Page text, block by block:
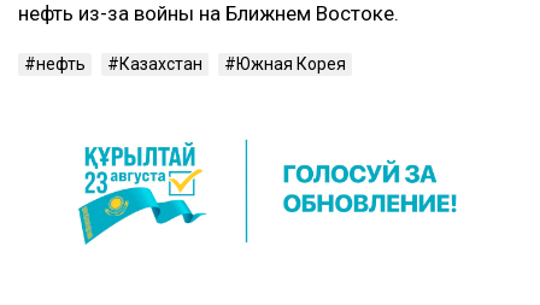
нефть из-за войны на Ближнем Востоке.
нефть Казахстан Южная Корея